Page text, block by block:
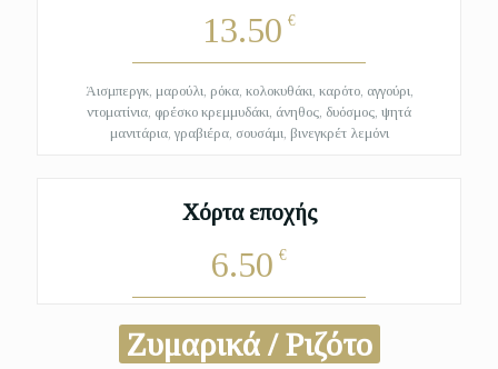
13.50 €
Άισμπεργκ, μαρούλι, ρόκα, κολοκυθάκι, καρότο, αγγούρι,
ντοματίνια, φρέσκο κρεμμυδάκι, άνηθος, δυόσμος, ψητά
μανιτάρια, γραβιέρα, σουσάμι, βινεγκρέτ λεμόνι
Χόρτα εποχής
6.50 €
Ζυμαρικά / Ριζότο